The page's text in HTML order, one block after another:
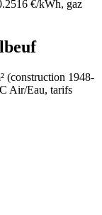
€/kWh, gaz
(construction 1948-
Air/Eau, tarifs